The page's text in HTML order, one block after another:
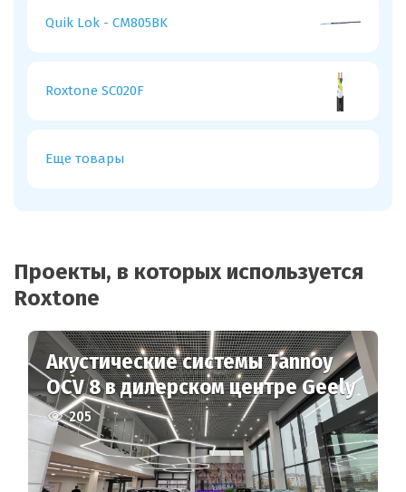
Quik Lok - CM805BK
Roxtone SC020F
Еще товары
Проекты, в которых используется
Roxtone
Акустические системы Tannoy
OCV 8 в дилерском центре Geely
205